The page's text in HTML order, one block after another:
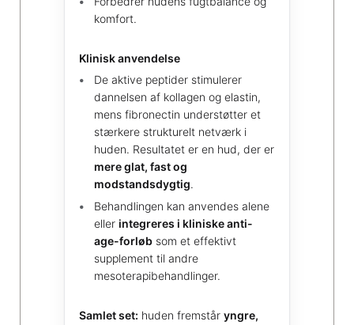
komfort.
Klinisk anvendelse
De aktive peptider stimulerer
dannelsen af kollagen og elastin,
mens fibronectin understøtter et
stærkere strukturelt netværk i
huden. Resultatet er en hud, der er
mere glat, fast og
modstandsdygtig.
Behandlingen kan anvendes alene
eller integreres i kliniske anti-
age-forløbsom et effektivt
supplement til andre
mesoterapibehandlinger.
Samlet set: huden fremstår yngre,